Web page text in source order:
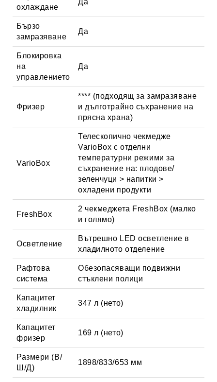
охлаждане
Да
Бързо
замразяване
Да
Блокировка
на
управлението
Да
Фризер
**** (подходящ за замразяване
и дълготрайно съхранение на
прясна храна)
VarioBox
Телескопично чекмедже
VarioBox с отделни
температурни режими за
съхранение на: плодове/
зеленчуци > напитки >
охладени продукти
FreshBox
2 чекмеджета FreshBox (малко
и голямо)
Осветление
Вътрешно LED осветление в
хладилното отделение
Рафтова
система
Обезопасяващи подвижни
стъклени полици
Капацитет
хладилник
347 л (нето)
Капацитет
фризер
169 л (нето)
Размери (В/
Ш/Д)
1898/833/653 мм